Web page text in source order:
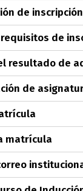
de inscripción
de
resultado de
de
matrícula